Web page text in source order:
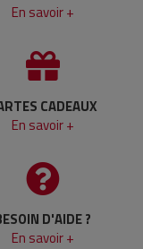
En savoir +
CADEAUX
En savoir +
D'AIDE ?
En savoir +